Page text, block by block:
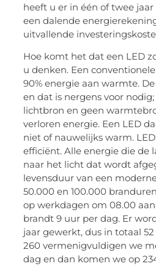
heeft u er in één of twee
een dalende
uitvallende
Hoe komt het dat een LED
u denken. Een
90% energie aan warmte.
en dat is nergens voor
lichtbron en geen
verloren energie. Een LED
niet of nauwelijks warm.
efficiënt. Alle energie die de
naar het licht dat wordt
levensduur van een
50.000 en 100.000
op werkdagen om 08.00
brandt 9 uur per dag. Er
jaar gewerkt, dus in totaal
260 vermenigvuldigen we
dag en dan komen we op